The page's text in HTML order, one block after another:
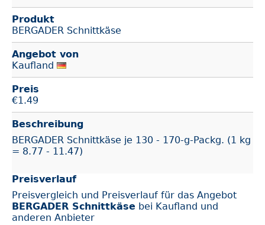
Produkt
BERGADER Schnittkäse
Angebot von
Kaufland
Preis
€1.49
Beschreibung
BERGADER Schnittkäse je 130 - 170-g-Packg. (1 kg
= 8.77 - 11.47)
Preisverlauf
Preisvergleich und Preisverlauf für das Angebot
BERGADER Schnittkäse bei Kaufland und
anderen Anbieter